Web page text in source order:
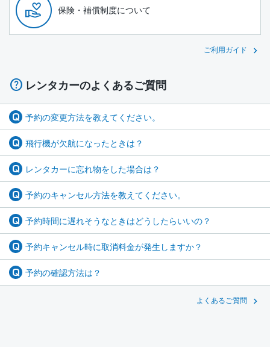
保険・補償制度について
ご利用ガイド
レンタカーのよくあるご質問
予約の変更方法を教えてください。
飛行機が欠航になったときは？
レンタカーに忘れ物をした場合は？
予約のキャンセル方法を教えてください。
予約時間に遅れそうなときはどうしたらいいの？
予約キャンセル時に取消料金が発生しますか？
予約の確認方法は？
よくあるご質問